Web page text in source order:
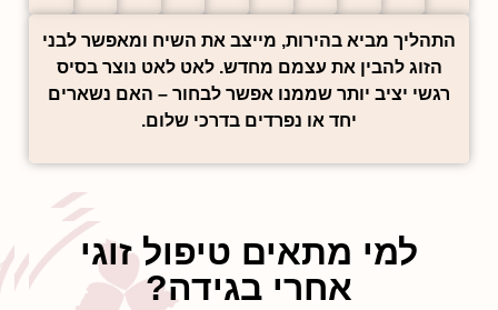
התהליך מביא בהירות, מייצב את השיח ומאפשר לבני
הזוג להבין את עצמם מחדש. לאט לאט נוצר בסיס
רגשי יציב יותר שממנו אפשר לבחור – האם נשארים
יחד או נפרדים בדרכי שלום.
למי מתאים טיפול זוגי
אחרי בגידה?